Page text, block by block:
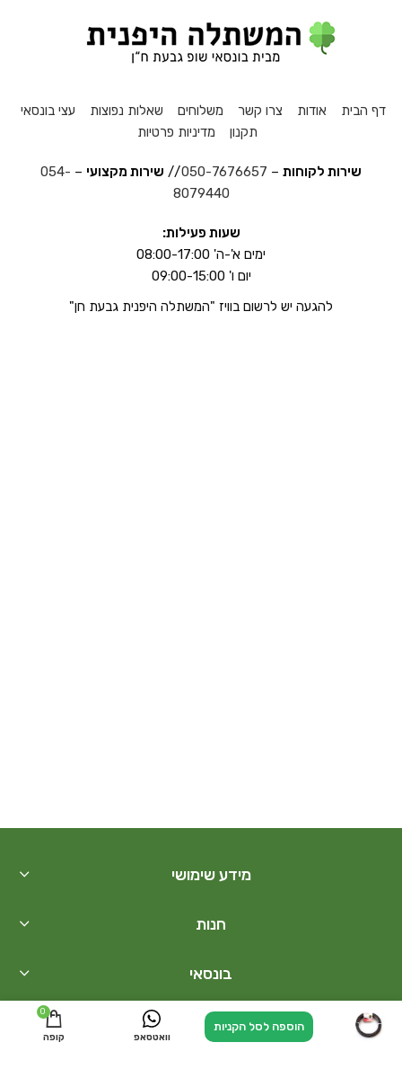
הוספה לסל הקניות
דף הבית אודות צרו קשר משלוחים שאלות נפוצות
עצי בונסאי
תקנון
מדיניות פרטיות
שירות לקוחות –
050-7676657
// שירות מקצועי –
054-
8079440
שעות פעילות:
ימים א'-ה' 08:00-17:00
יום ו' 09:00-15:00
להגעה יש לרשום בוויז "המשתלה היפנית גבעת חן"
מידע שימושי
חנות
בונסאי
קישורים נוספים
ניווט אלינו חייגו עכשיו וואטסאפ
0
קופה